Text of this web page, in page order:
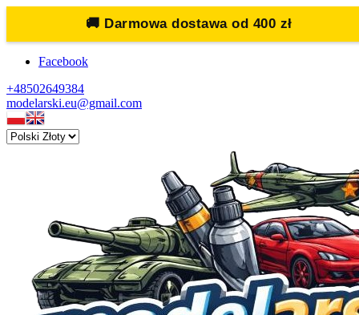
🚚 Darmowa dostawa od 400 zł
Facebook
+48502649384
modelarski.eu@gmail.com